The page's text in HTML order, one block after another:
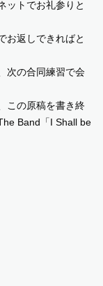
ットでお礼参りと
お返しできればと
次の合同練習で会
この原稿を書き終
Band「I Shall be